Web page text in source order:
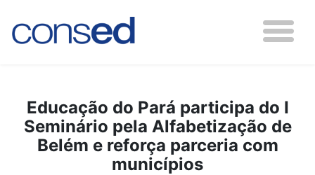
Educação do Pará participa do I
Seminário pela Alfabetização de
Belém e reforça parceria com
municípios